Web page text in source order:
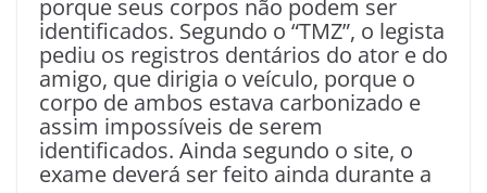
porque seus corpos não podem ser
identificados. Segundo o “TMZ”, o legista
pediu os registros dentários do ator e do
amigo, que dirigia o veículo, porque o
corpo de ambos estava carbonizado e
assim impossíveis de serem
identificados. Ainda segundo o site, o
exame deverá ser feito ainda durante a